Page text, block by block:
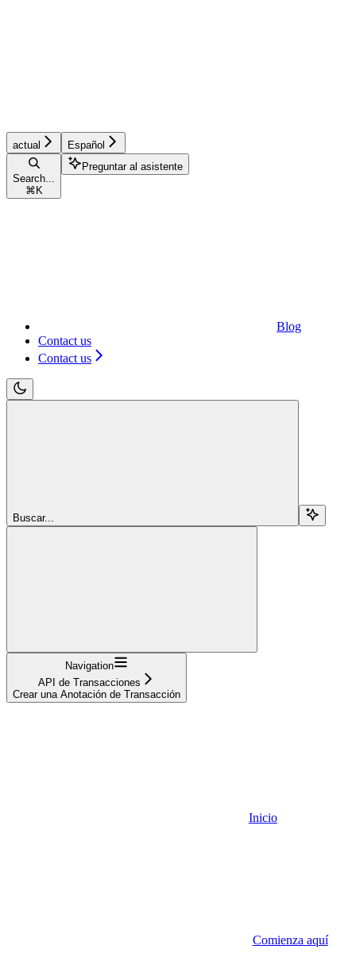
actual Español
Search...
⌘ K
Preguntar al asistente
Blog
Contact us
Contact us
Buscar...
Navigation
API de Transacciones
Crear una Anotación de Transacción
Inicio
Comienza aquí